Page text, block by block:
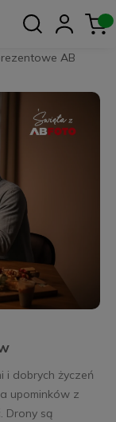
AB
i dobrych życzeń
upominków z
Drony są